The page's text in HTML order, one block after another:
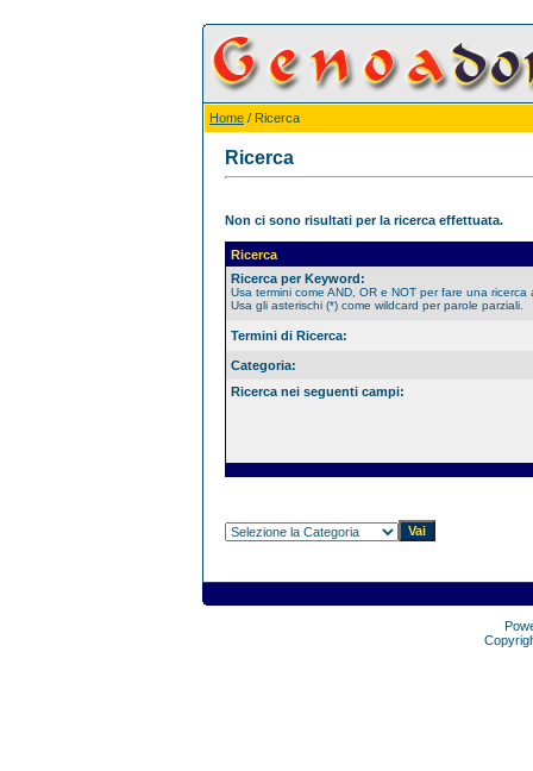
Home / Ricerca
Ricerca
Non ci sono risultati per la ricerca effettuata.
Ricerca
Ricerca per Keyword:
Usa termini come AND, OR e NOT per fare una ricerca
Usa gli asterischi (*) come wildcard per parole parziali.
Termini di Ricerca:
Categoria:
Ricerca nei seguenti campi: